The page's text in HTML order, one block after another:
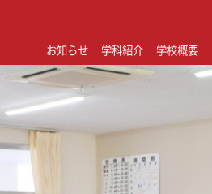
お知らせ 学科紹介 学校概要